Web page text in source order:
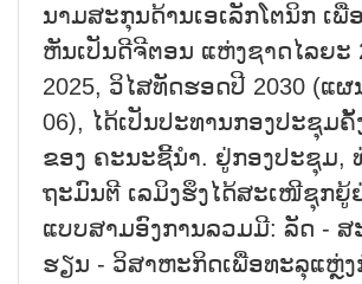
ນາມ​ສະ​ກຸນ​ດ້ານ​ເອ​ເລັກ​ໂຕ​ນິກ ເພື່
ຫັນ​ເປັນ​ດີ​ຈີ​ຕອນ ແຫ່ງ​ຊາດ​ໄລ​ຍະ
2025, ວິ​ໄສ​ທັດ​ຮອດ​ປີ 2030 (ແຜ
06), ໄດ້​ເປັນ​ປະ​ທານກອງ​ປະ​ຊຸມ​ຄັ້
ຂອງ ຄະ​ນະ​ຊີ້​ນຳ. ຢູ່ກອງ​ປະ​ຊຸມ,
ຖະ​ມົນ​ຕີ ເລ​ມິງ​ຮຶງ​ໄດ້​ສະ​ເໜີ​ຊຸກ​ຍູ້​
ແບບ​ສາມ​ອົງ​ການ​ລວມ​ມີ: ລັດ - ສ
ຮຽນ - ວິ​ສາ​ຫະ​ກິດ​ເພື່ອທະ​ລຸ​ແຫຼ່ງ​